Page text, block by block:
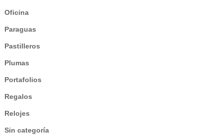
Oficina
Paraguas
Pastilleros
Plumas
Portafolios
Regalos
Relojes
Sin categoría